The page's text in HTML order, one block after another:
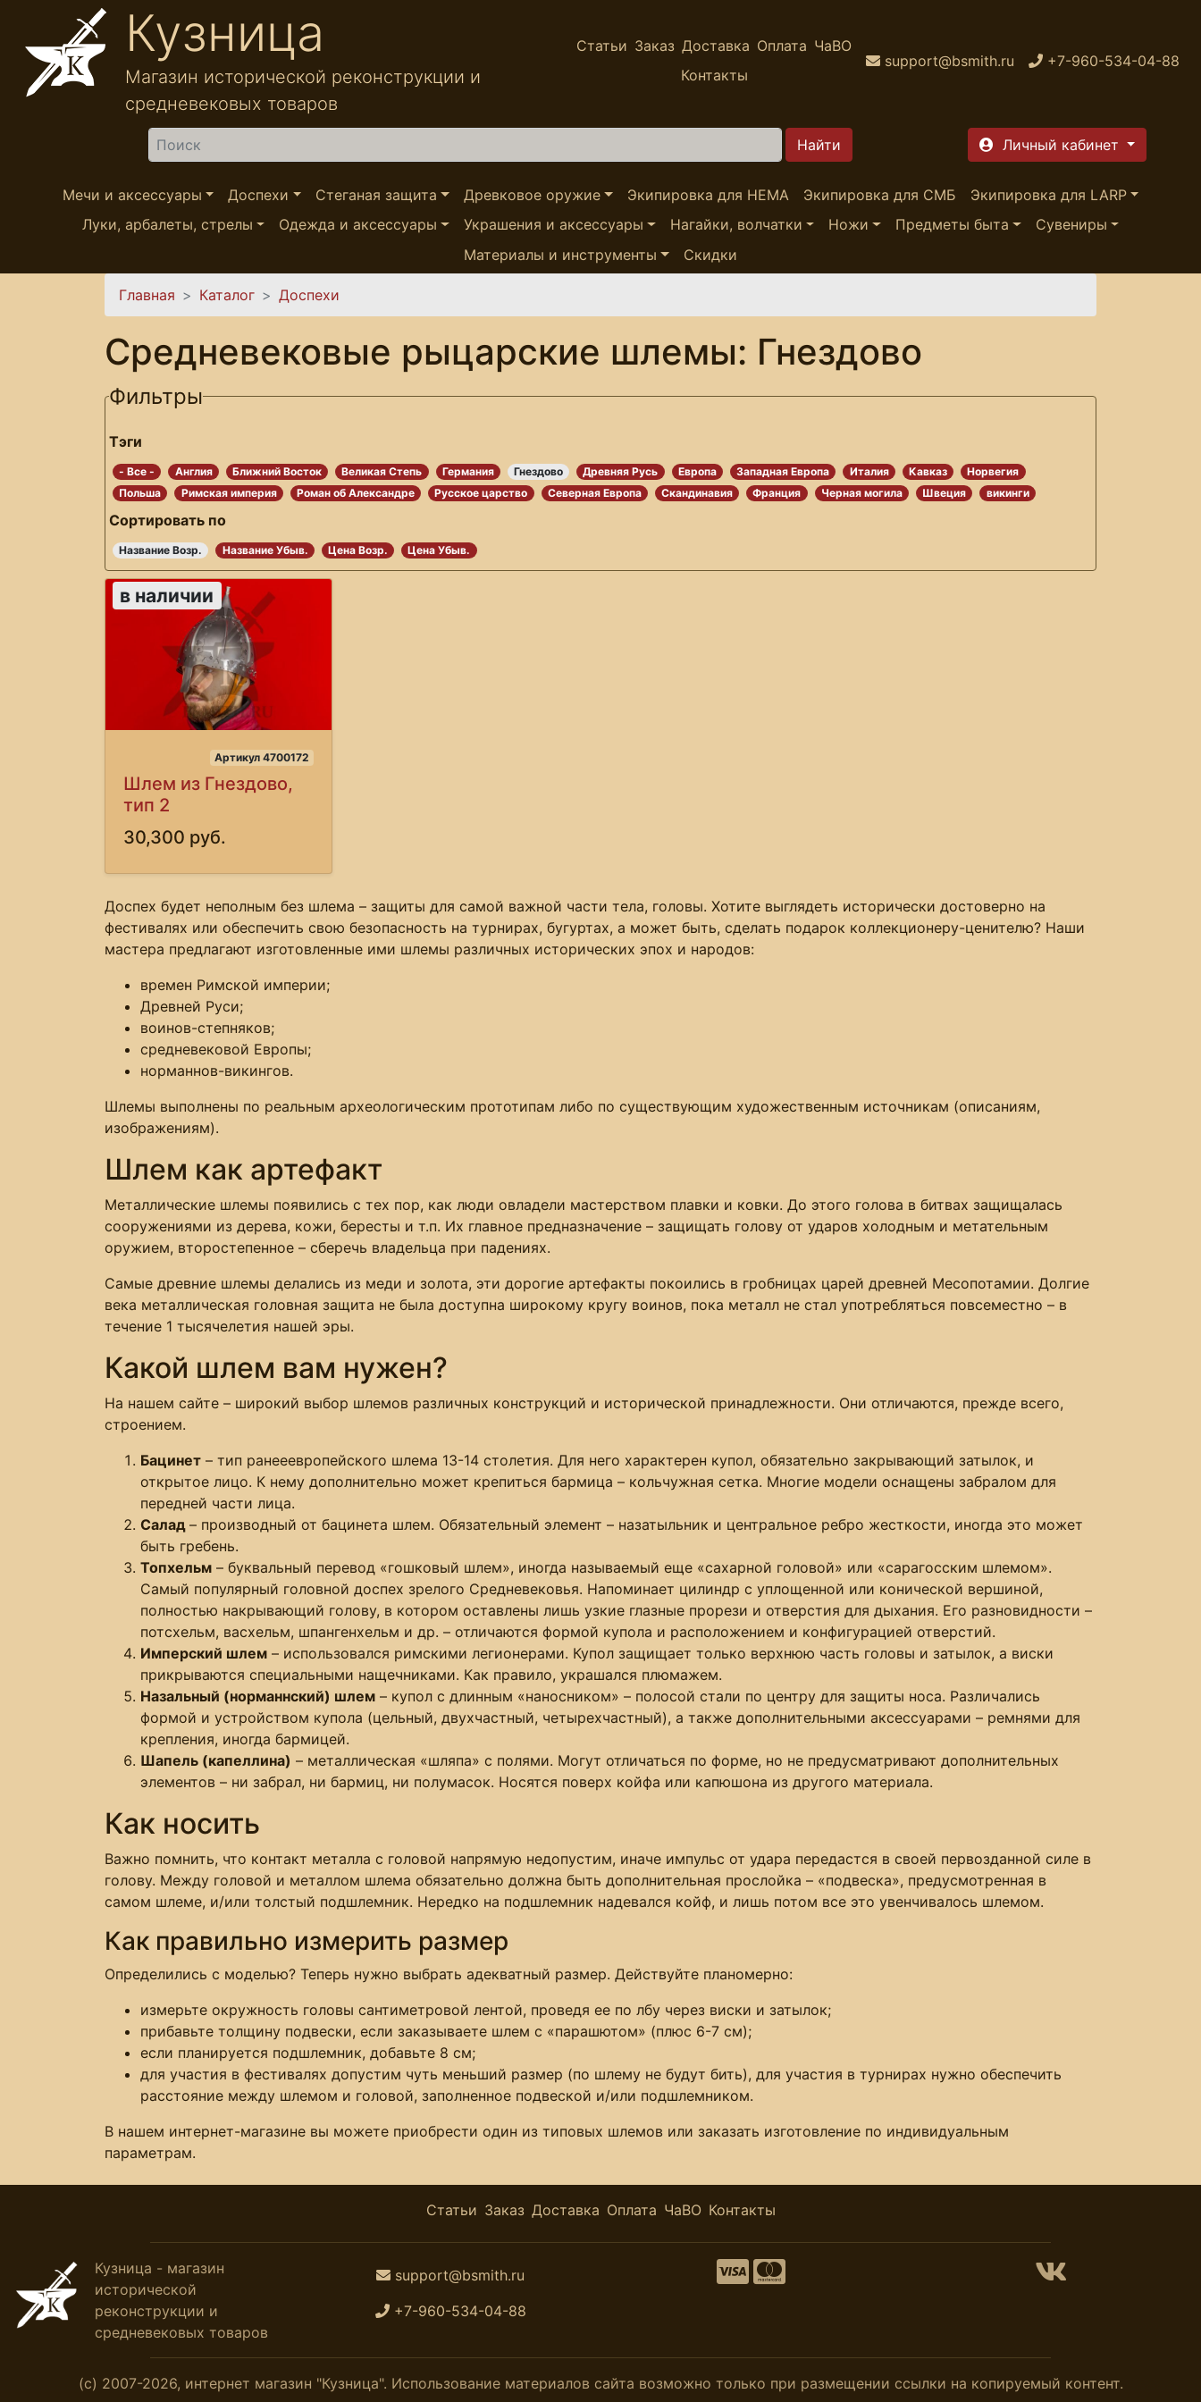
Перейти к основному содержанию
Кузница
Магазин исторической реконструкции и
средневековых товаров
Статьи Заказ Доставка Оплата ЧаВО
Контакты
support@bsmith.ru +7-960-534-04-88
Найти Личный кабинет
Мечи и аксессуары Доспехи Стеганая защита Древковое оружие Экипировка для HEMA Экипировка для СМБ
Экипировка для LARP
Луки, арбалеты, стрелы
Одежда и аксессуары Украшения и аксессуары Нагайки, волчатки Ножи Предметы быта
Сувениры
Материалы и инструменты
Скидки
Вы здесь
Главная Каталог Доспехи
Средневековые рыцарские шлемы: Гнездово
Фильтры
Тэги
- Все - Англия Ближний Восток Великая Степь Германия Гнездово Древняя Русь Европа Западная Европа Италия Кавказ
Норвегия
Польша
Римская империя Роман об Александре Русское царство Северная Европа Скандинавия Франция Черная могила Швеция викинги
Сортировать по
Название Возр. Название Убыв. Цена Возр. Цена Убыв.
в наличии
Артикул 4700172
Шлем из Гнездово,
тип 2
30,300 руб.
Доспех будет неполным без шлема – защиты для самой важной части тела, головы. Хотите выглядеть исторически достоверно на
фестивалях или обеспечить свою безопасность на турнирах, бугуртах, а может быть, сделать подарок коллекционеру-ценителю? Наши
мастера предлагают изготовленные ими шлемы различных исторических эпох и народов:
времен Римской империи;
Древней Руси;
воинов-степняков;
средневековой Европы;
норманнов-викингов.
Шлемы выполнены по реальным археологическим прототипам либо по существующим художественным источникам (описаниям,
изображениям).
Шлем как артефакт
Металлические шлемы появились с тех пор, как люди овладели мастерством плавки и ковки. До этого голова в битвах защищалась
сооружениями из дерева, кожи, бересты и т.п. Их главное предназначение – защищать голову от ударов холодным и метательным
оружием, второстепенное – сберечь владельца при падениях.
Самые древние шлемы делались из меди и золота, эти дорогие артефакты покоились в гробницах царей древней Месопотамии. Долгие
века металлическая головная защита не была доступна широкому кругу воинов, пока металл не стал употребляться повсеместно – в
течение 1 тысячелетия нашей эры.
Какой шлем вам нужен?
На нашем сайте – широкий выбор шлемов различных конструкций и исторической принадлежности. Они отличаются, прежде всего,
строением.
Бацинет – тип ранееевропейского шлема 13-14 столетия. Для него характерен купол, обязательно закрывающий затылок, и
открытое лицо. К нему дополнительно может крепиться бармица – кольчужная сетка. Многие модели оснащены забралом для
передней части лица.
Салад – производный от бацинета шлем. Обязательный элемент – назатыльник и центральное ребро жесткости, иногда это может
быть гребень.
Топхельм – буквальный перевод «гошковый шлем», иногда называемый еще «сахарной головой» или «сарагосским шлемом».
Самый популярный головной доспех зрелого Средневековья. Напоминает цилиндр с уплощенной или конической вершиной,
полностью накрывающий голову, в котором оставлены лишь узкие глазные прорези и отверстия для дыхания. Его разновидности –
потсхельм, васхельм, шпангенхельм и др. – отличаются формой купола и расположением и конфигурацией отверстий.
Имперский шлем – использовался римскими легионерами. Купол защищает только верхнюю часть головы и затылок, а виски
прикрываются специальными нащечниками. Как правило, украшался плюмажем.
Назальный (норманнский) шлем – купол с длинным «наносником» – полосой стали по центру для защиты носа. Различались
формой и устройством купола (цельный, двухчастный, четырехчастный), а также дополнительными аксессуарами – ремнями для
крепления, иногда бармицей.
Шапель (капеллина) – металлическая «шляпа» с полями. Могут отличаться по форме, но не предусматривают дополнительных
элементов – ни забрал, ни бармиц, ни полумасок. Носятся поверх койфа или капюшона из другого материала.
Как носить
Важно помнить, что контакт металла с головой напрямую недопустим, иначе импульс от удара передастся в своей первозданной силе в
голову. Между головой и металлом шлема обязательно должна быть дополнительная прослойка – «подвеска», предусмотренная в
самом шлеме, и/или толстый подшлемник. Нередко на подшлемник надевался койф, и лишь потом все это увенчивалось шлемом.
Как правильно измерить размер
Определились с моделью? Теперь нужно выбрать адекватный размер. Действуйте планомерно:
измерьте окружность головы сантиметровой лентой, проведя ее по лбу через виски и затылок;
прибавьте толщину подвески, если заказываете шлем с «парашютом» (плюс 6-7 см);
если планируется подшлемник, добавьте 8 см;
для участия в фестивалях допустим чуть меньший размер (по шлему не будут бить), для участия в турнирах нужно обеспечить
расстояние между шлемом и головой, заполненное подвеской и/или подшлемником.
В нашем интернет-магазине вы можете приобрести один из типовых шлемов или заказать изготовление по индивидуальным
параметрам.
Статьи Заказ Доставка Оплата ЧаВО Контакты
Кузница - магазин
исторической
реконструкции и
средневековых товаров
support@bsmith.ru
+7-960-534-04-88
(с) 2007-2026, интернет магазин "Кузница". Использование материалов сайта возможно только при размещении ссылки на копируемый контент.